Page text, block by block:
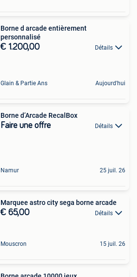
Borne d arcade entièrement
personnalisé
€ 1.200,00 Détails
Glain & Partie Ans Aujourd'hui
Borne d’Arcade RecalBox
Faire une offre Détails
Namur 25 juil. 26
Marquee astro city sega borne arcade
€ 65,00 Détails
Mouscron 15 juil. 26